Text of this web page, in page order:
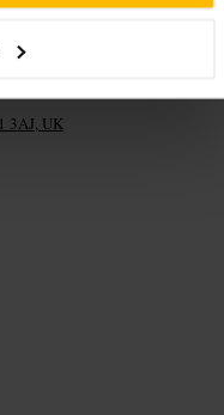
at reservere. Bestil
atmosfære.
3AJ, UK